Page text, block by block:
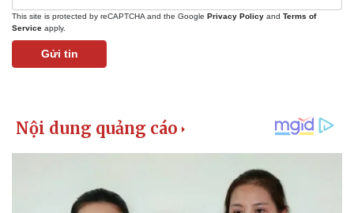
Thể thao
Bóng đá
Thế giới thể thao
Ô tô
This site is protected by reCAPTCHA and the Google Privacy Policy and Terms of
Service apply.
Gửi tin